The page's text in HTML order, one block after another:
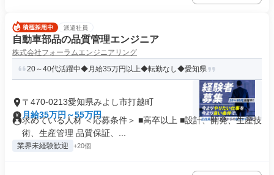
派遣社員
自動車部品の品質管理エンジニア
株式会社フォーラムエンジニアリング
20～40代活躍中◆月給35万円以上◆転勤なし◆愛知県
〒470-0213愛知県みよし市打越町
月給35万円～55万円
求めている人材 ＜応募条件＞ ■高卒以上 ■設計、開発、生産技
術、生産管理 品質保証、...
業界未経験歓迎 +20個